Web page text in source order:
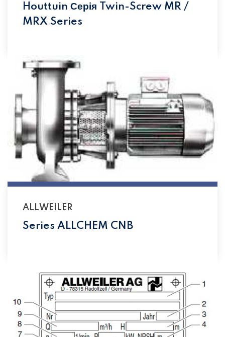
Houttuin Серія Twin-Screw MR /
MRX Series
ALLWEILER
Series ALLCHEM CNB